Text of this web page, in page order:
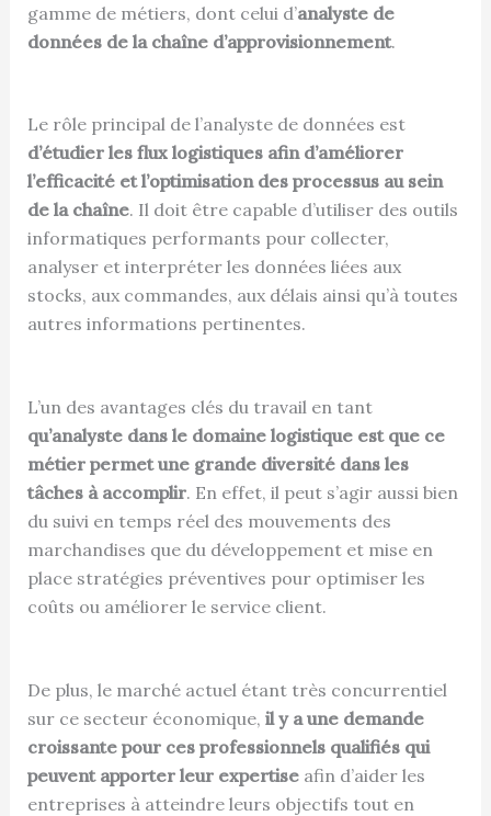
gamme de métiers, dont celui d’analyste de
données de la chaîne d’approvisionnement.
Le rôle principal de l’analyste de données est
d’étudier les flux logistiques afin d’améliorer
l’efficacité et l’optimisation des processus au sein
de la chaîne. Il doit être capable d’utiliser des outils
informatiques performants pour collecter,
analyser et interpréter les données liées aux
stocks, aux commandes, aux délais ainsi qu’à toutes
autres informations pertinentes.
L’un des avantages clés du travail en tant
qu’analyste dans le domaine logistique est que ce
métier permet une grande diversité dans les
tâches à accomplir. En effet, il peut s’agir aussi bien
du suivi en temps réel des mouvements des
marchandises que du développement et mise en
place stratégies préventives pour optimiser les
coûts ou améliorer le service client.
De plus, le marché actuel étant très concurrentiel
sur ce secteur économique, il y a une demande
croissante pour ces professionnels qualifiés qui
peuvent apporter leur expertiseafin d’aider les
entreprises à atteindre leurs objectifs tout en